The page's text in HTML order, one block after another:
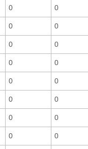
0 0
0 0
0 0
0 0
0 0
0 0
0 0
0 0